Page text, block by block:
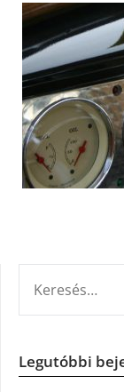
Legutóbbi